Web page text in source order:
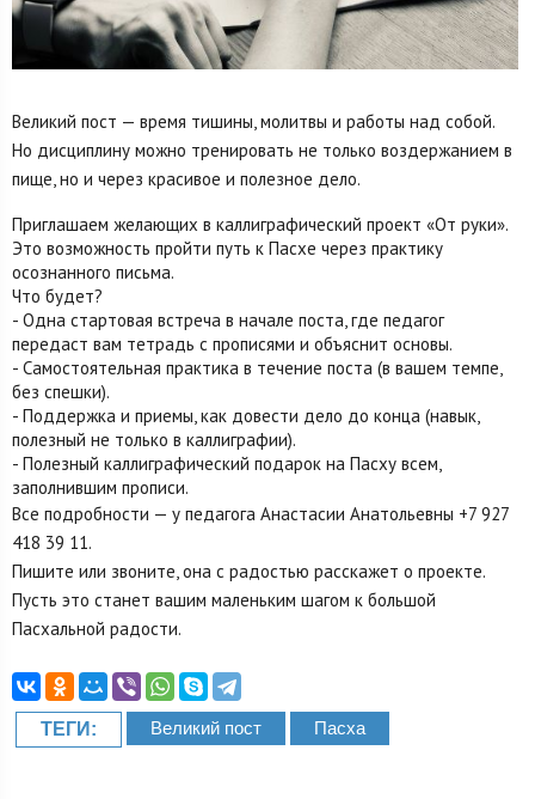
Великий пост — время тишины, молитвы и работы над собой.
Но дисциплину можно тренировать не только воздержанием в
пище, но и через красивое и полезное дело.
Приглашаем желающих в каллиграфический проект «От руки».
Это возможность пройти путь к Пасхе через практику
осознанного письма.
Что будет?
- Одна стартовая встреча в начале поста, где педагог
передаст вам тетрадь с прописями и объяснит основы.
- Самостоятельная практика в течение поста (в вашем темпе,
без спешки).
- Поддержка и приемы, как довести дело до конца (навык,
полезный не только в каллиграфии).
- Полезный каллиграфический подарок на Пасху всем,
заполнившим прописи.
Все подробности — у педагога Анастасии Анатольевны +7 927
418 39 11.
Пишите или звоните, она с радостью расскажет о проекте.
Пусть это станет вашим маленьким шагом к большой
Пасхальной радости.
ТЕГИ: Великий пост Пасха